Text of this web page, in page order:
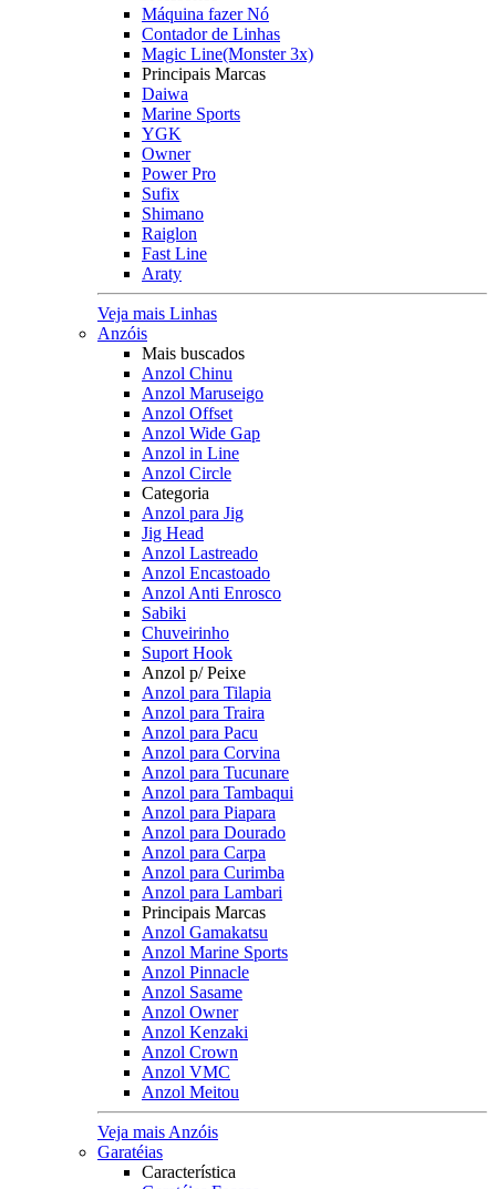
Máquina fazer Nó
Contador de Linhas
Magic Line(Monster 3x)
Principais Marcas
Daiwa
Marine Sports
YGK
Owner
Power Pro
Sufix
Shimano
Raiglon
Fast Line
Araty
Veja mais Linhas
Anzóis
Mais buscados
Anzol Chinu
Anzol Maruseigo
Anzol Offset
Anzol Wide Gap
Anzol in Line
Anzol Circle
Categoria
Anzol para Jig
Jig Head
Anzol Lastreado
Anzol Encastoado
Anzol Anti Enrosco
Sabiki
Chuveirinho
Suport Hook
Anzol p/ Peixe
Anzol para Tilapia
Anzol para Traira
Anzol para Pacu
Anzol para Corvina
Anzol para Tucunare
Anzol para Tambaqui
Anzol para Piapara
Anzol para Dourado
Anzol para Carpa
Anzol para Curimba
Anzol para Lambari
Principais Marcas
Anzol Gamakatsu
Anzol Marine Sports
Anzol Pinnacle
Anzol Sasame
Anzol Owner
Anzol Kenzaki
Anzol Crown
Anzol VMC
Anzol Meitou
Veja mais Anzóis
Garatéias
Característica